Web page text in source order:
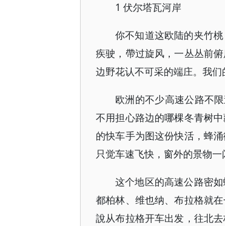
1 伏尔塔瓦河岸
你不知道这欧陆的夹竹
疾驶，帶过旋风，一丛丛前
边野花认不可采的端庄。我们
欧洲的不少高速公路不
不用担心路边的哪棵冬青树
的快车手为图这份快活，蜂
只觉车速飞快，窗外的景物一
这个地区的高速公路密
都柏林、维也纳、布拉格就
說从布拉格开车出发，往北